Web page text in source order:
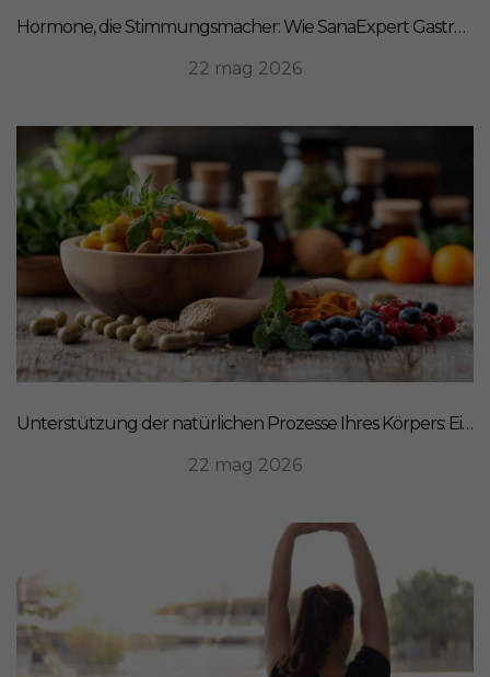
Hormone, die Stimmungsmacher: Wie SanaExpert Gastro Forte Ihre Darm-Hirn-Verbindung unterstützt
22 mag 2026
Unterstützung der natürlichen Prozesse Ihres Körpers: Ein ganzheitlicher Ansatz für Ernährung
22 mag 2026